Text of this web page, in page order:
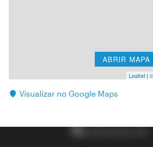
ABRIR MAPA
Leaflet |
Visualizar no Google Maps